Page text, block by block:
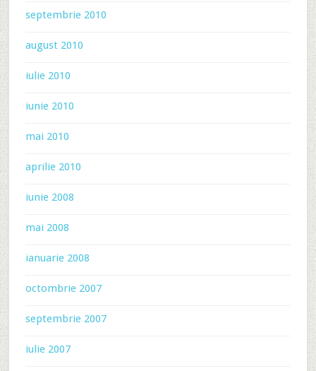
septembrie 2010
august 2010
iulie 2010
iunie 2010
mai 2010
aprilie 2010
iunie 2008
mai 2008
ianuarie 2008
octombrie 2007
septembrie 2007
iulie 2007